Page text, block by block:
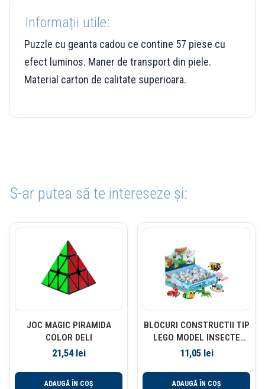
Informații utile:
Puzzle cu geanta cadou ce contine 57 piese cu
efect luminos. Maner de transport din piele.
Material carton de calitate superioara.
S-ar putea să te intereseze și:
JOC MAGIC PIRAMIDA
COLOR DELI
21,54 lei
ADAUGĂ ÎN COȘ
BLOCURI CONSTRUCTII TIP
LEGO MODEL INSECTE
ASORTATE DELI
11,05 lei
ADAUGĂ ÎN COȘ